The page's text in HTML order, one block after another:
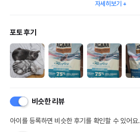
자세히보기
포토 후기
비슷한 리뷰
아이를 등록하면 비슷한 후기를 확인할 수 있어요.